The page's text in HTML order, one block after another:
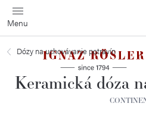
Prejsť
na
obsah
Dózy na uchovávanie potravín
Keramická dóza